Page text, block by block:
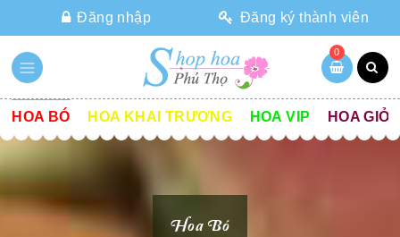
Đăng nhập Đăng ký thành viên
0
HOA BÓ HOA KHAI TRƯƠNG HOA VIP HOA GIỎ
Hoa Bó